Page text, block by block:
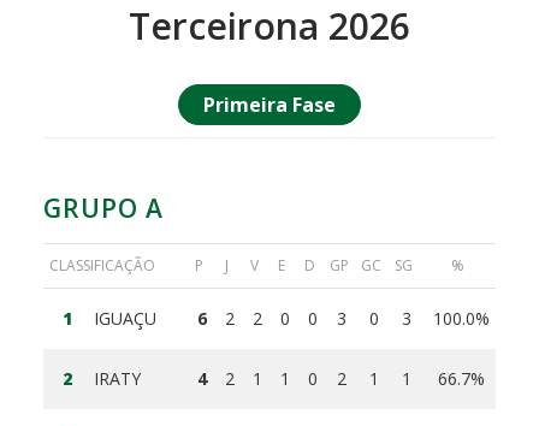
Terceirona 2026
Primeira Fase
GRUPO A
CLASSIFICAÇÃO P J V E D GP GC SG %
1 IGUAÇU 6 2 2 0 0 3 0 3 100.0%
2 IRATY 4 2 1 1 0 2 1 1 66.7%